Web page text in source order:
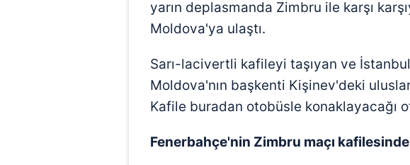
yarın deplasmanda Zimbru ile karşı
Moldova'ya ulaştı.
Sarı-lacivertli kafileyi taşıyan ve
Moldova'nın başkenti Kişinev'deki
Kafile buradan otobüsle konaklayacağı
Fenerbahçe'nin Zimbru maçı